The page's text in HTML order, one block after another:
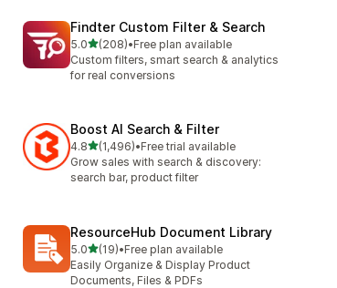
Findter Custom Filter & Search
5.0เต็ม 5 ดาว
(208)
ทั้งหมด 208 รีวิว
•Free plan available
Custom filters, smart search & analytics
for real conversions
Boost AI Search & Filter
4.8เต็ม 5 ดาว
(1,496)
ทั้งหมด 1496 รีวิว
•Free trial available
Grow sales with search & discovery:
search bar, product filter
ResourceHub Document Library
5.0เต็ม 5 ดาว
(19)
ทั้งหมด 19 รีวิว
•Free plan available
Easily Organize & Display Product
Documents, Files & PDFs